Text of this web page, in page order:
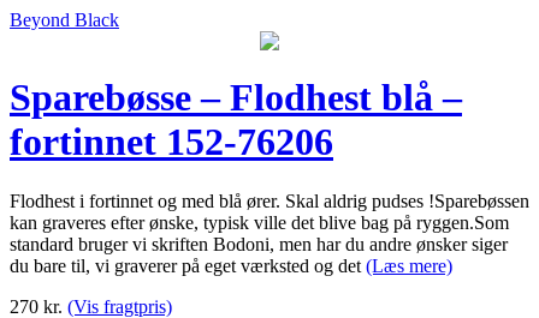
Beyond Black
Sparebøsse – Flodhest blå –
fortinnet 152-76206
Flodhest i fortinnet og med blå ører. Skal aldrig pudses !Sparebøssen
kan graveres efter ønske, typisk ville det blive bag på ryggen.Som
standard bruger vi skriften Bodoni, men har du andre ønsker siger
du bare til, vi graverer på eget værksted og det (Læs mere)
270 kr. (Vis fragtpris)